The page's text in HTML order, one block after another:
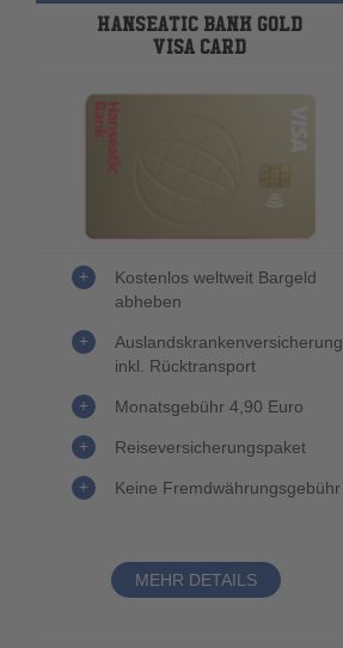
HANSEATIC BANK GOLD
VISA CARD
Kostenlos weltweit Bargeld
abheben
Auslandskrankenversicherung
inkl. Rücktransport
Monatsgebühr 4,90 Euro
Reiseversicherungspaket
Keine Fremdwährungsgebühr
MEHR DETAILS